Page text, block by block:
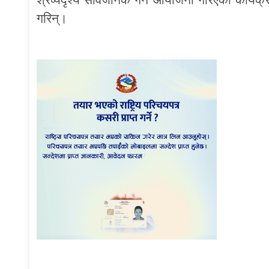
गरिन्।